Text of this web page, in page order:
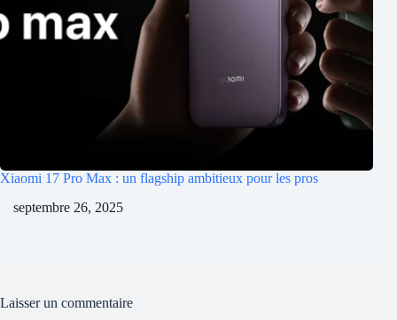
Xiaomi 17 Pro Max : un flagship ambitieux pour les pros
septembre 26, 2025
Laisser un commentaire